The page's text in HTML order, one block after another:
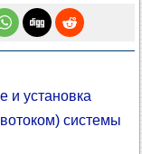
и установка
системы